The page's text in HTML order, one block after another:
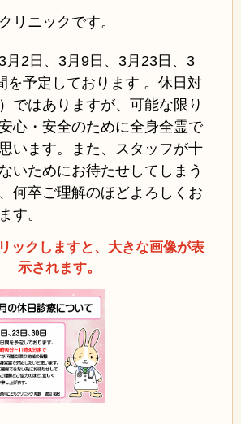
リニックです。
月2日、 3月9日、3月23日、3
を予定しております 。休日対
ではありますが、可能な限り
心・安全のために全身全霊で
います。また、スタッフが十
いためにお待たせしてしまう
何卒ご理解のほどよろしくお
す。
ックしますと、大きな画像が表
示されます。